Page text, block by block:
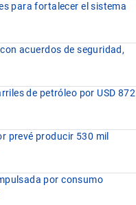
para fortalecer el sistema
acuerdos de seguridad,
de petróleo por USD 872
prevé producir 530 mil
por consumo